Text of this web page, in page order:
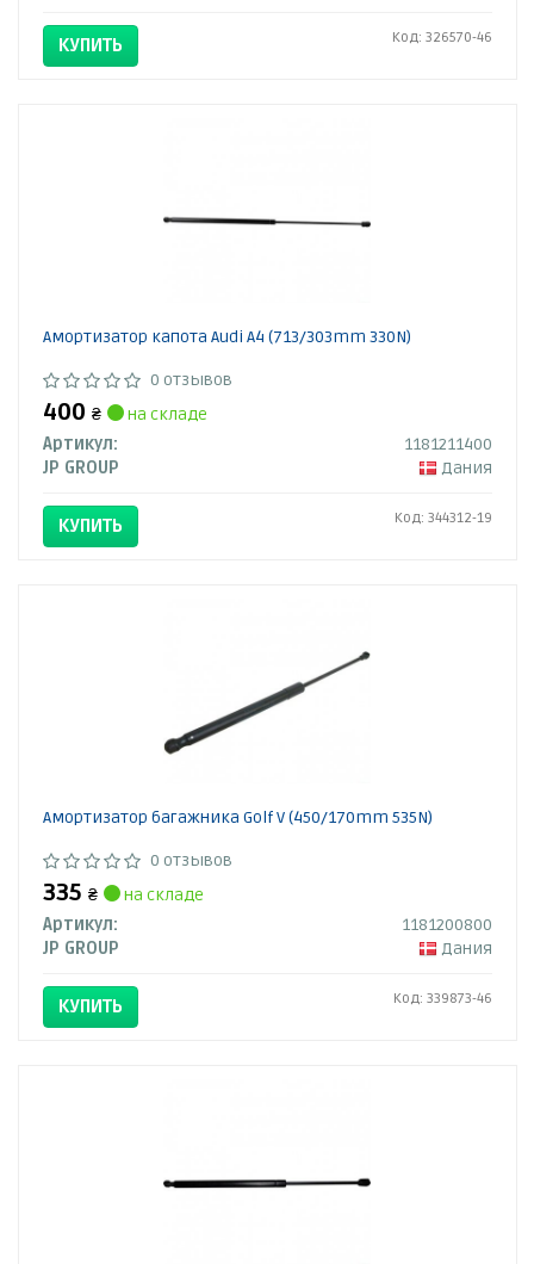
КУПИТЬ Код: 326570-46
Амортизатор капота Audi A4 (713/303mm 330N)
0 отзывов
400 ₴
на складе
Артикул:
1181211400
JP GROUP
Дания
КУПИТЬ Код: 344312-19
Амортизатор багажника Golf V (450/170mm 535N)
0 отзывов
335 ₴
на складе
Артикул:
1181200800
JP GROUP
Дания
КУПИТЬ Код: 339873-46